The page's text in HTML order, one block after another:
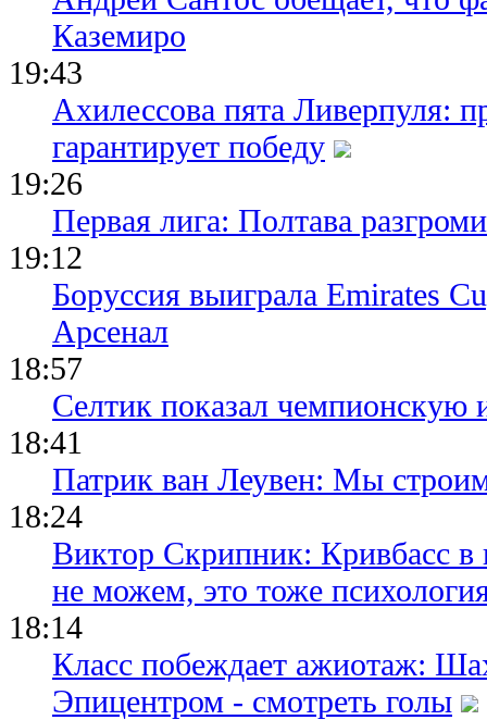
Каземиро
19:43
Ахилессова пята Ливерпуля:
гарантирует победу
19:26
Первая лига: Полтава
19:12
Боруссия выиграла Emirates
Арсенал
18:57
Селтик показал чемпионскую
18:41
Патрик ван Леувен: Мы
18:24
Виктор Скрипник: Кривбасс в
не можем, это тоже
18:14
Класс побеждает ажиотаж:
Эпицентром - смотреть голы